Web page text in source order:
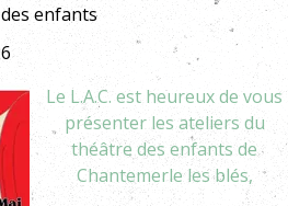
enfants
Le L.A.C. est heureux de vous
présenter les ateliers du
théâtre des enfants de
Chantemerle les blés,